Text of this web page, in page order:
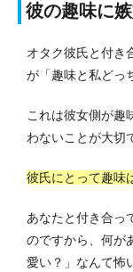
彼の趣味に
オタク彼氏と付き
が「趣味と私どっ
これは彼女側が趣
わないことが大切
彼氏にとって趣味
あなたと付き合っ
のですから、何が
愛い？」なんて怖